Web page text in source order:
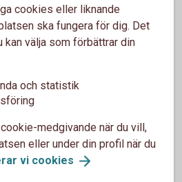
dina konton och transaktioner
vill visa
andra banken var sjätte
cookies eller liknande
ska fungera för dig. Det
kan välja som förbättrar din
och statistik
medgivande när du vill,
eller under din profil när du
vi cookies